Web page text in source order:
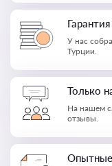
У нас
Турции.
Только
На нашем
отзывы.